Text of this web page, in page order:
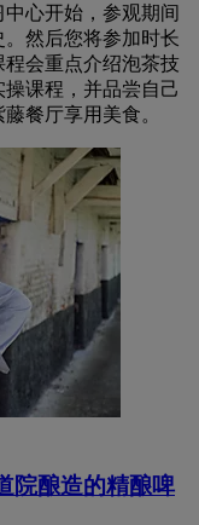
心开始，参观期间
然后您将参加时长
会重点介绍泡茶技
课程，并品尝自己
餐厅享用美食。
院酿造的精酿啤